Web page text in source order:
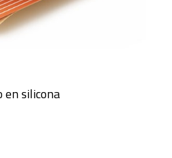
en silicona